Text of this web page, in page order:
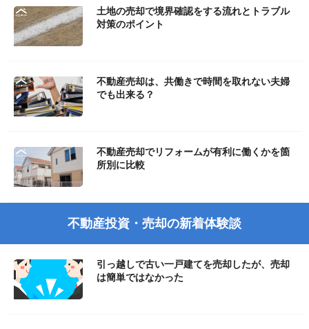
土地の売却で境界確認をする流れとトラブル
対策のポイント
不動産売却は、共働きで時間を取れない夫婦
でも出来る？
不動産売却でリフォームが有利に働くかを箇
所別に比較
不動産投資・売却の新着体験談
引っ越しで古い一戸建てを売却したが、売却
は簡単ではなかった